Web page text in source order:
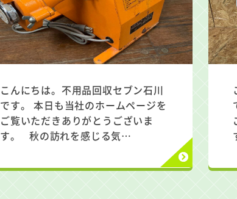
こんにちは。不用品回収セブン石川
です。 本日も当社のホームページを
ご覧いただきありがとうございま
す。 秋の訪れを感じる気…